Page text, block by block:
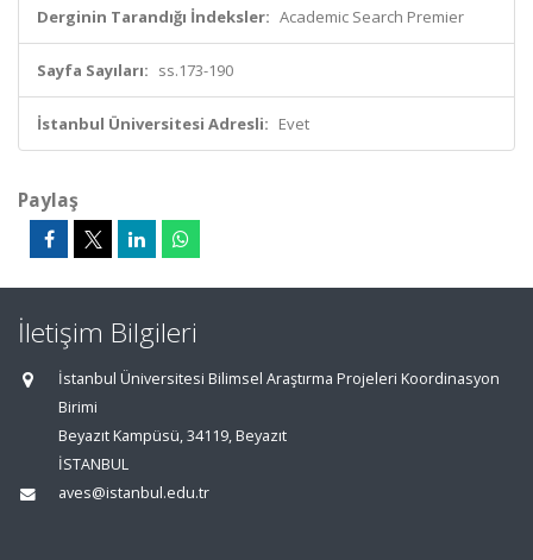
Derginin Tarandığı İndeksler: Academic Search Premier
Sayfa Sayıları: ss.173-190
İstanbul Üniversitesi Adresli: Evet
Paylaş
İletişim Bilgileri
İstanbul Üniversitesi Bilimsel Araştırma Projeleri Koordinasyon
Birimi
Beyazıt Kampüsü, 34119, Beyazıt
İSTANBUL
aves@istanbul.edu.tr